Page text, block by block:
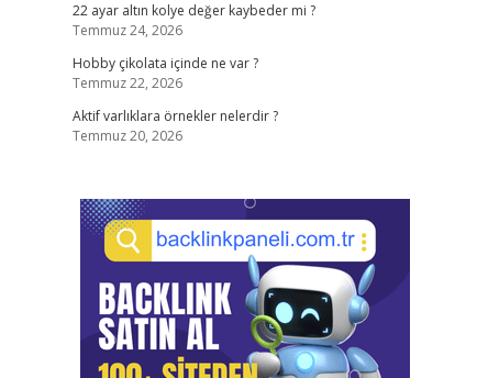
22 ayar altın kolye değer kaybeder mi ?
Temmuz 24, 2026
Hobby çikolata içinde ne var ?
Temmuz 22, 2026
Aktif varlıklara örnekler nelerdir ?
Temmuz 20, 2026